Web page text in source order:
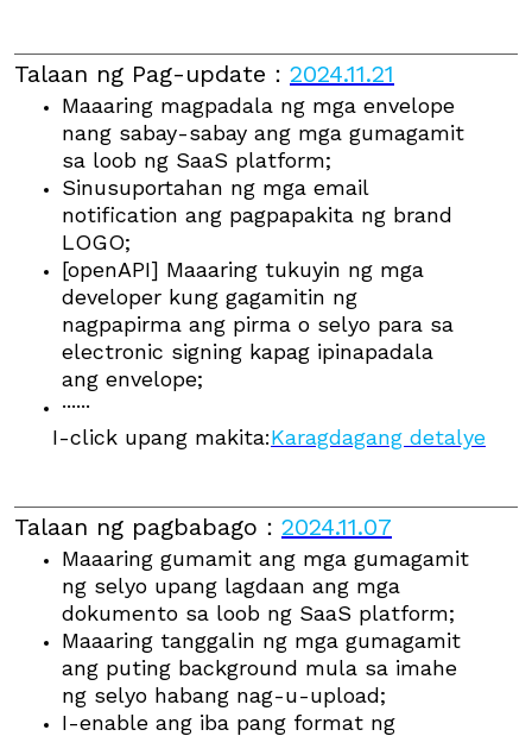
Talaan ng Pag-update ： 2024.11.21
Maaaring magpadala ng mga envelope
nang sabay-sabay ang mga gumagamit
sa loob ng SaaS platform;
Sinusuportahan ng mga email
notification ang pagpapakita ng brand
LOGO;
[openAPI] Maaaring tukuyin ng mga
developer kung gagamitin ng
nagpapirma ang pirma o selyo para sa
electronic signing kapag ipinapadala
ang envelope;
······
I-click upang makita:Karagdagang detalye
Talaan ng pagbabago ： 2024.11.07
Maaaring gumamit ang mga gumagamit
ng selyo upang lagdaan ang mga
dokumento sa loob ng SaaS platform;
Maaaring tanggalin ng mga gumagamit
ang puting background mula sa imahe
ng selyo habang nag-u-upload;
I-enable ang iba pang format ng